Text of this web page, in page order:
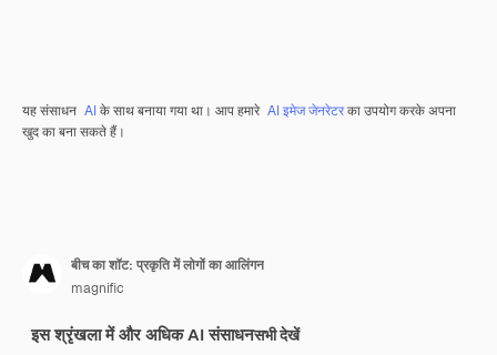
यह संसाधन AIके साथ बनाया गया था। आप हमारे AI इमेज जेनरेटरका उपयोग करके अपना
खुद का बना सकते हैं।
बीच का शॉट: प्रकृति में लोगों का आलिंगन
magnific
इस श्रृंखला में और अधिक AI संसाधनसभी देखें